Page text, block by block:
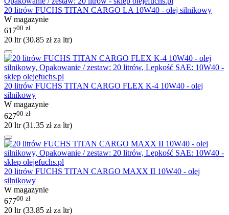
20 litrów FUCHS TITAN CARGO LA 10W40 - olej silnikowy
W magazynie
61700 zł
20 ltr (30.85 złza ltr)
20 litrów FUCHS TITAN CARGO FLEX K-4 10W40 - olej
silnikowy
W magazynie
62700 zł
20 ltr (31.35 złza ltr)
20 litrów FUCHS TITAN CARGO MAXX II 10W40 - olej
silnikowy
W magazynie
67700 zł
20 ltr (33.85 złza ltr)